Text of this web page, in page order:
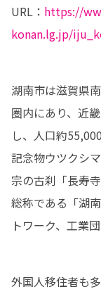
URL： https://
konan.lg.jp/
湖南市は滋賀県
圏内にあり、近
し、人口約
記念物ウツクシ
宗の古刹「長寿
総称である「湖
トワーク、工業
外国人移住者も